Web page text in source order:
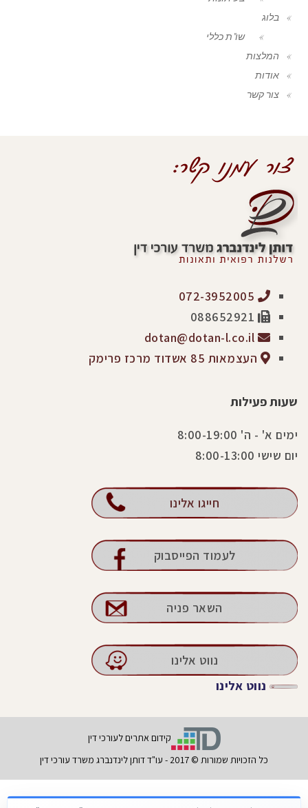
בלוג
שו"ת כללי
המלצות
אודות
צור קשר
העצמאות 85 אשדוד מרכז פרימק
שעות פעילות
ימים א' - ה' 8:00-19:00
יום שישי 8:00-13:00
חייגו אלינו
לעמוד הפייסבוק
השאר פניה
נווט אלינו
נווט אלינו
קידום אתרים לעורכי דין
כל הזכויות שמורות © 2017 - עו"ד דותן לינדנברג משרד עורכי דין